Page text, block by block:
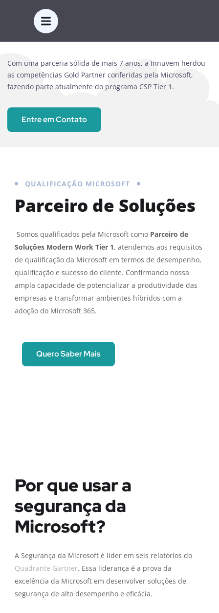
Parceria Microsoft
Com uma parceria sólida de mais 7 anos, a Innuvem herdou
as competências Gold Partner conferidas pela Microsoft,
fazendo parte atualmente do programa CSP Tier 1.
Entre em Contato
QUALIFICAÇÃO MICROSOFT
Parceiro de Soluções
Somos qualificados pela Microsoft como Parceiro de
Soluções Modern Work Tier 1, atendemos aos requisitos
de qualificação da Microsoft em termos de desempenho,
qualificação e sucesso do cliente. Confirmando nossa
ampla capacidade de potencializar a produtividade das
empresas e transformar ambientes híbridos com a
adoção do Microsoft 365.
Quero Saber Mais
Por que usar a
segurança da
Microsoft?
A Segurança da Microsoft é lider em seis relatórios do
Quadrante Gartner. Essa liderança é a prova da
excelência da Microsoft em desenvolver soluções de
segurança de alto desempenho e eficácia.